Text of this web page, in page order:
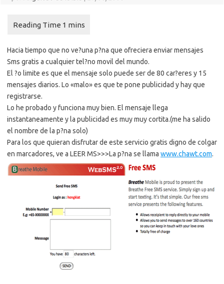
Hacia tiempo que no ve?una p?na que ofreciera enviar mensajes
Sms gratis a cualquier tel?no movil del mundo.
El ?o limite es que el mensaje solo puede ser de 80 car?eres y 15
mensajes diarios. Lo «malo» es que te pone publicidad y hay que
registrarse.
Lo he probado y funciona muy bien. El mensaje llega
instantaneamente y la publicidad es muy muy cortita.(me ha salido
el nombre de la p?na solo)
Para los que quieran disfrutar de este servicio gratis digno de colgar
en marcadores, ve a LEER MS>>>La p?na se llama www.chawt.com.